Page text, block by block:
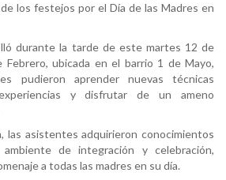
los festejos por el Día de las Madres en
durante la tarde de este martes 12 de
Febrero, ubicada en el barrio 1 de Mayo,
pudieron aprender nuevas técnicas
y disfrutar de un ameno
las asistentes adquirieron conocimientos
de integración y celebración,
a todas las madres en su día.